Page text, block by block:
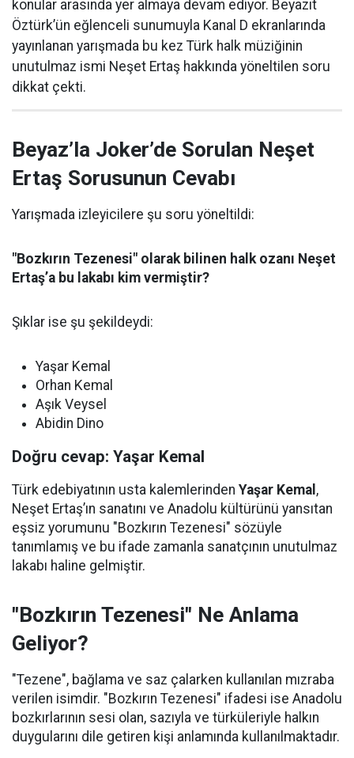
konular arasında yer almaya devam ediyor. Beyazıt
Öztürk’ün eğlenceli sunumuyla Kanal D ekranlarında
yayınlanan yarışmada bu kez Türk halk müziğinin
unutulmaz ismi Neşet Ertaş hakkında yöneltilen soru
dikkat çekti.
Beyaz’la Joker’de Sorulan Neşet
Ertaş Sorusunun Cevabı
Yarışmada izleyicilere şu soru yöneltildi:
"Bozkırın Tezenesi" olarak bilinen halk ozanı Neşet
Ertaş’a bu lakabı kim vermiştir?
Şıklar ise şu şekildeydi:
Yaşar Kemal
Orhan Kemal
Aşık Veysel
Abidin Dino
Doğru cevap: Yaşar Kemal
Türk edebiyatının usta kalemlerinden Yaşar Kemal ,
Neşet Ertaş’ın sanatını ve Anadolu kültürünü yansıtan
eşsiz yorumunu "Bozkırın Tezenesi" sözüyle
tanımlamış ve bu ifade zamanla sanatçının unutulmaz
lakabı haline gelmiştir.
"Bozkırın Tezenesi" Ne Anlama
Geliyor?
"Tezene", bağlama ve saz çalarken kullanılan mızraba
verilen isimdir. "Bozkırın Tezenesi" ifadesi ise Anadolu
bozkırlarının sesi olan, sazıyla ve türküleriyle halkın
duygularını dile getiren kişi anlamında kullanılmaktadır.